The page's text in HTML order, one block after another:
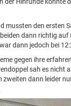
mussten den ersten
dann richtig
dann jedoch bei
gegen ihre
sah es nicht
dann leider